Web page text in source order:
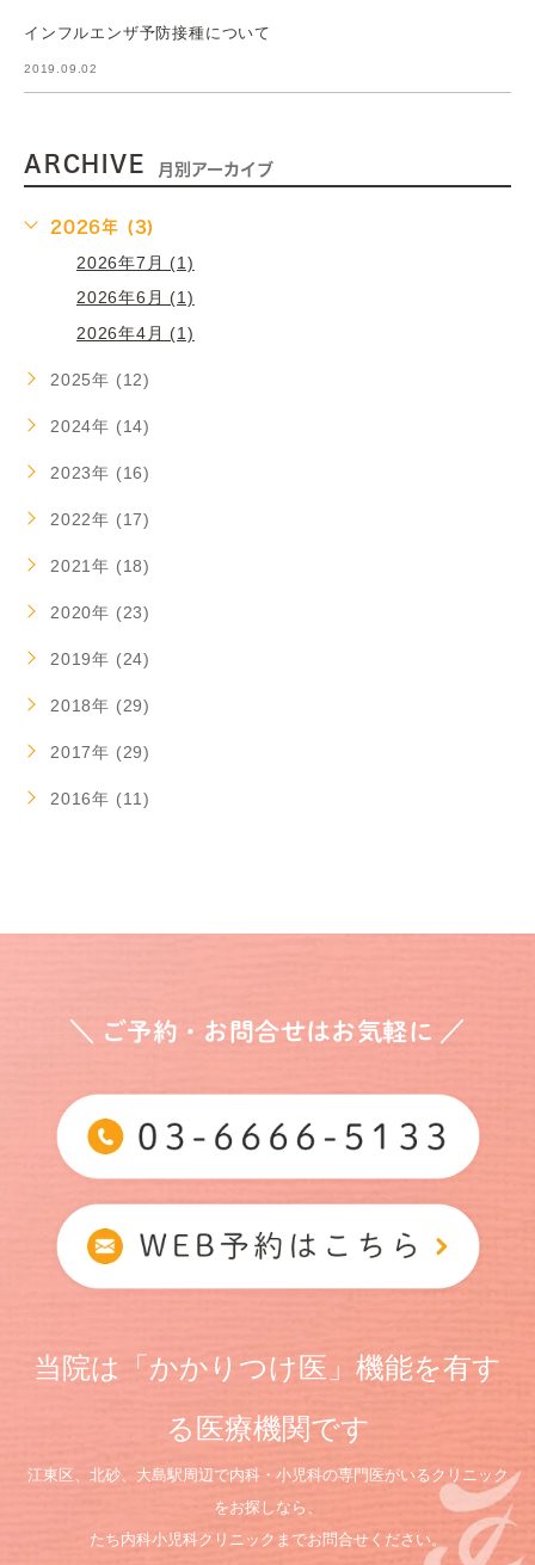
インフルエンザ予防接種について
2019.09.02
ARCHIVE 月別アーカイブ
2026年 (3)
2026年7月 (1)
2026年6月 (1)
2026年4月 (1)
2025年 (12)
2024年 (14)
2023年 (16)
2022年 (17)
2021年 (18)
2020年 (23)
2019年 (24)
2018年 (29)
2017年 (29)
2016年 (11)
＼ ご予約・お問合せはお気軽に ／
当院は「かかりつけ医」機能を有す
る医療機関です
江東区、北砂、大島駅周辺で内科・小児科の専門医がいるクリニック
をお探しなら、
たち内科小児科クリニックまでお問合せください。